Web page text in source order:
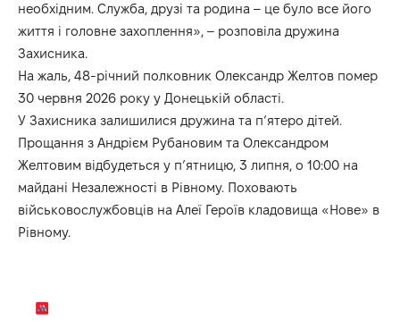
необхідним. Служба, друзі та родина – це було все його
життя і головне захоплення», – розповіла дружина
Захисника.
На жаль, 48-річний полковник Олександр Желтов помер
30 червня 2026 року у Донецькій області.
У Захисника залишилися дружина та п’ятеро дітей.
Прощання з Андрієм Рубановим та Олександром
Желтовим відбудеться у п’ятницю, 3 липня, о 10:00 на
майдані Незалежності в Рівному. Поховають
військовослужбовців на Алеї Героїв кладовища «Нове» в
Рівному.